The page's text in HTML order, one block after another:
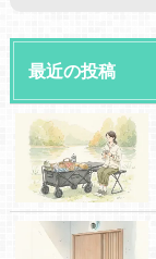
最近の投稿